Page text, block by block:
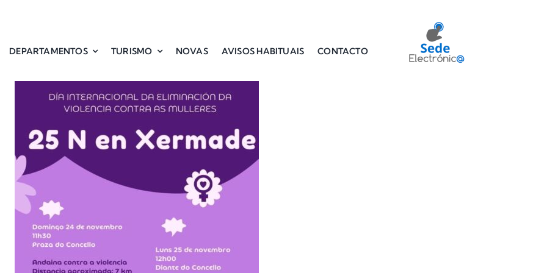
DEPARTAMENTOS TURISMO NOVAS AVISOS HABITUAIS CONTACTO